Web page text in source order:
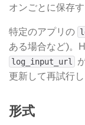
オンごとに保存
特定のアプリの
ある場合など)。
log_input_url
更新して再試行し
形式